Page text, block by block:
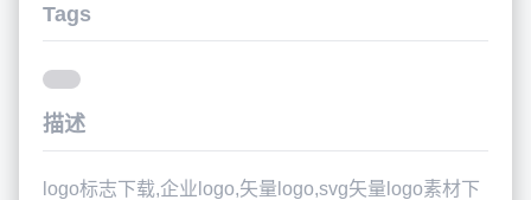
Tags
描述
logo标志下载,企业logo,矢量logo,svg矢量logo素材下